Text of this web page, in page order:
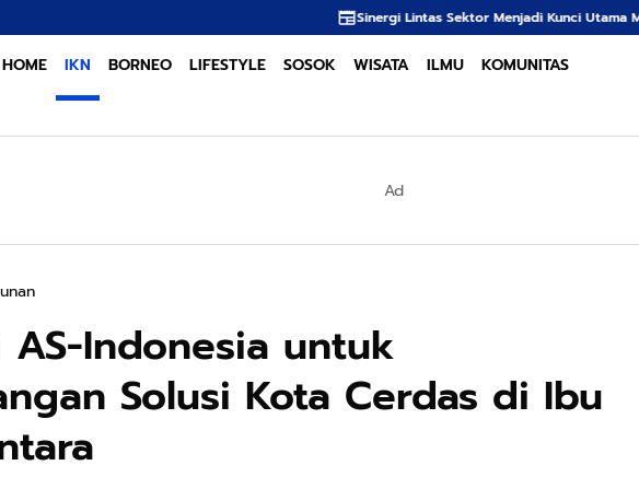
Sinergi Lintas Sektor Menjadi Kunci Utama Meredam Ancaman
HOME IKN BORNEO LIFESTYLE SOSOK WISATA ILMU KOMUNITAS
Ad
AS-Indonesia untuk
Solusi Kota Cerdas di Ibu